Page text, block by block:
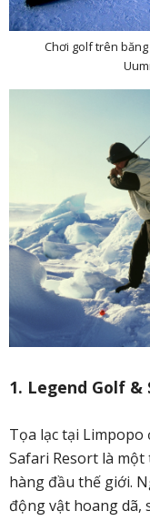
Chơi golf trên
1. Legend Golf
Tọa lạc tại Limpopo
Safari Resort là
hàng đầu thế giới.
động vật hoang dã,